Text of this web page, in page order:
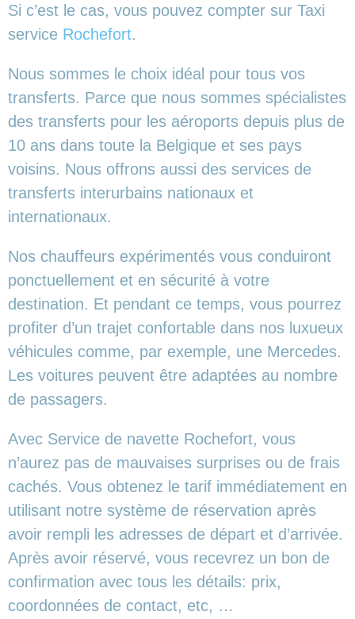
Si c’est le cas, vous pouvez compter sur Taxi
service Rochefort.
Nous sommes le choix idéal pour tous vos
transferts. Parce que nous sommes spécialistes
des transferts pour les aéroports depuis plus de
10 ans dans toute la Belgique et ses pays
voisins. Nous offrons aussi des services de
transferts interurbains nationaux et
internationaux.
Nos chauffeurs expérimentés vous conduiront
ponctuellement et en sécurité à votre
destination. Et pendant ce temps, vous pourrez
profiter d’un trajet confortable dans nos luxueux
véhicules comme, par exemple, une Mercedes.
Les voitures peuvent être adaptées au nombre
de passagers.
Avec Service de navette Rochefort, vous
n’aurez pas de mauvaises surprises ou de frais
cachés. Vous obtenez le tarif immédiatement en
utilisant notre système de réservation après
avoir rempli les adresses de départ et d’arrivée.
Après avoir réservé, vous recevrez un bon de
confirmation avec tous les détails: prix,
coordonnées de contact, etc, …